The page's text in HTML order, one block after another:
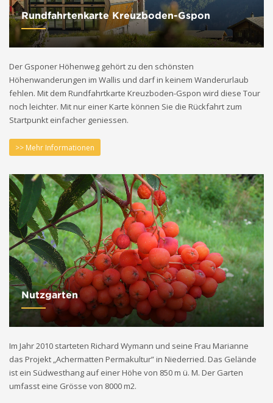
Rundfahrtenkarte Kreuzboden-Gspon
Der Gsponer Höhenweg gehört zu den schönsten
Höhenwanderungen im Wallis und darf in keinem Wanderurlaub
fehlen. Mit dem Rundfahrtkarte Kreuzboden-Gspon wird diese Tour
noch leichter. Mit nur einer Karte können Sie die Rückfahrt zum
Startpunkt einfacher geniessen.
>> Mehr Informationen
Nutzgarten
Im Jahr 2010 starteten Richard Wymann und seine Frau Marianne
das Projekt „Achermatten Permakultur” in Niederried. Das Gelände
ist ein Südwesthang auf einer Höhe von 850 m ü. M. Der Garten
umfasst eine Grösse von 8000 m2.